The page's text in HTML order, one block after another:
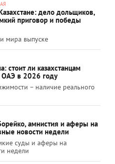
дело дольщиков,
приговор и победы
мира выпуске
стоит ли казахстанцам
ОАЭ в 2026 году
– наличие реального
амнистия и аферы на
новости недели
суды и аферы на
недели